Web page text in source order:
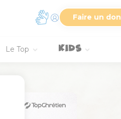
Faire un don
Le Top